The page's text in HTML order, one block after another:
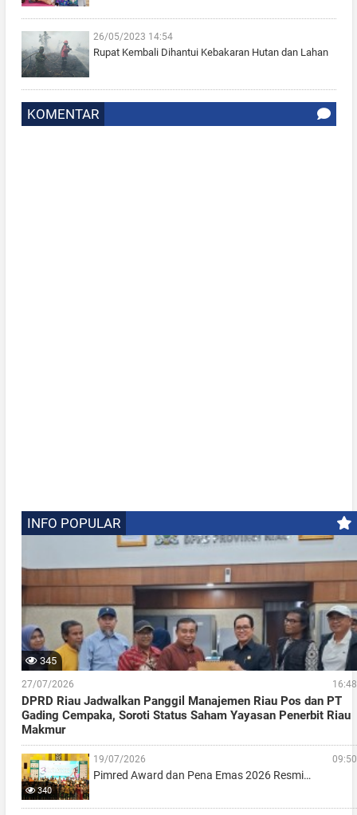
26/05/2023 14:54
Rupat Kembali Dihantui Kebakaran Hutan dan Lahan
KOMENTAR
INFO POPULAR
345
27/07/2026 16:48
DPRD Riau Jadwalkan Panggil Manajemen Riau Pos dan PT
Gading Cempaka, Soroti Status Saham Yayasan Penerbit Riau
Makmur
340
19/07/2026 09:50
Pimred Award dan Pena Emas 2026 Resmi…